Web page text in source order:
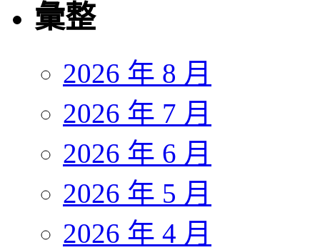
彙整
2026 年 8 月
2026 年 7 月
2026 年 6 月
2026 年 5 月
2026 年 4 月